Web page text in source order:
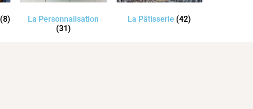
(8)
La Personnalisation
(31)
La Pâtisserie (42)